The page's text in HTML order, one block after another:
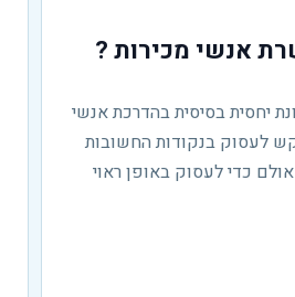
אנשי מכירות ?
יחסית בסיסית בהדרכת אנשי
לעסוק בנקודות החשובות
כדי לעסוק באופן ראוי